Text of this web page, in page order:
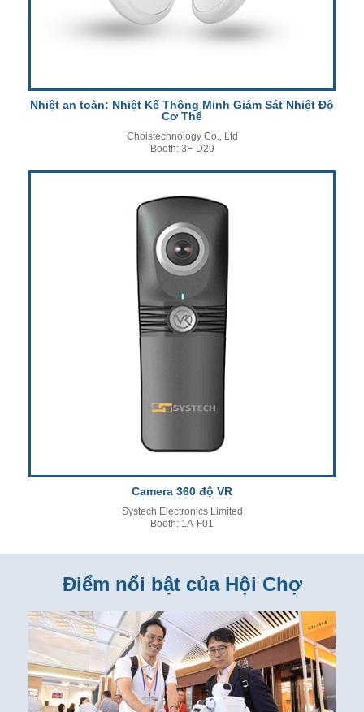
Nhiệt an toàn: Nhiệt Kế Thông Minh Giám Sát Nhiệt Độ
Cơ Thể
Choistechnology Co., Ltd
Booth: 3F-D29
Camera 360 độ VR
Systech Electronics Limited
Booth: 1A-F01
Điểm nổi bật của Hội Chợ